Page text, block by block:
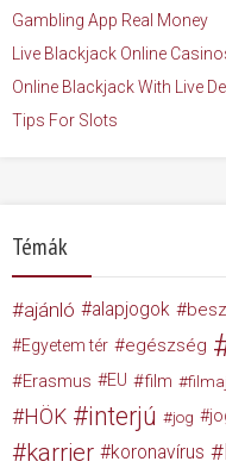
Gambling App Real Money
Live Blackjack Online
Online Blackjack With Live
Tips For Slots
Témák
ajánló alapjogok
Egyetem tér egészség
Erasmus EU film
HÖK interjú jog
karrier koronavírus